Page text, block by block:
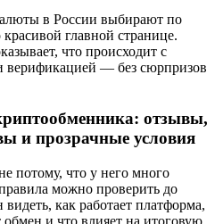
в России выбирают по
главной странице.
что происходит с
верификацией — без сюрпризов
отзывы,
и прозрачные условия
потому, что у него много
можно проверить до
как работает платформа,
и что влияет на итоговую